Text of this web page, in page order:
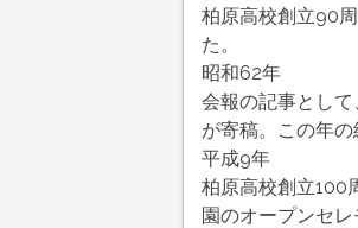
柏原高校創立90
た。
昭和62年
会報の記事とし
が寄稿。この年の
平成9年
柏原高校創立100
園のオープンセ